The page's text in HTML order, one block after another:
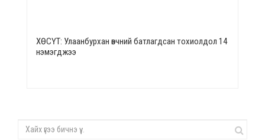
ХӨСҮТ: Улаанбурхан өвчний батлагдсан тохиолдол 14
нэмэгджээ